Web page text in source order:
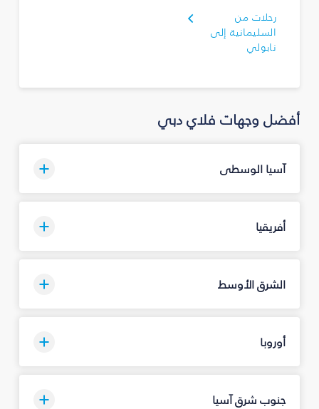
رحلات من
السليمانية‎ إلى
نابولي
أفضل وجهات فلاي دبي
آسيا الوسطى
أفريقيا
الشرق الأوسط
أوروبا
جنوب شرق آسيا